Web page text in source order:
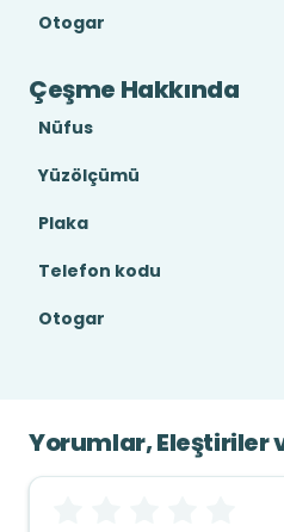
Otogar
Çeşme Hakkında
Nüfus
Yüzölçümü
Plaka
Telefon kodu
Otogar
Yorumlar, Eleştiriler